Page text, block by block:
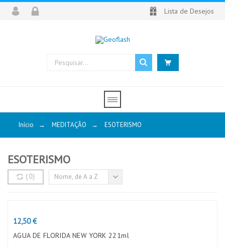
Lista de Desejos
Início → MEDITAÇÃO → ESOTERISMO
ESOTERISMO
(0) Nome, de A a Z
Preço
12,50 €
AGUA DE FLORIDA NEW YORK 221ml